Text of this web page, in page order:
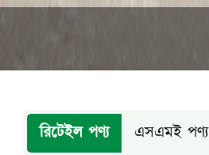
রিটেইল পণ্য এসএমই পণ্য